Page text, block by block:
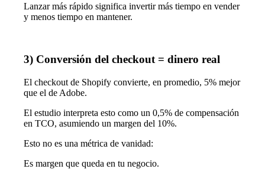
Lanzar más rápido significa invertir más tiempo en vender
y menos tiempo en mantener.
3) Conversión del checkout = dinero real
El checkout de Shopify convierte, en promedio, 5% mejor
que el de Adobe.
El estudio interpreta esto como un 0,5% de compensación
en TCO, asumiendo un margen del 10%.
Esto no es una métrica de vanidad:
Es margen que queda en tu negocio.